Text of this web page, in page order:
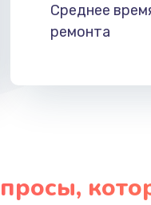
Среднее
ремонта